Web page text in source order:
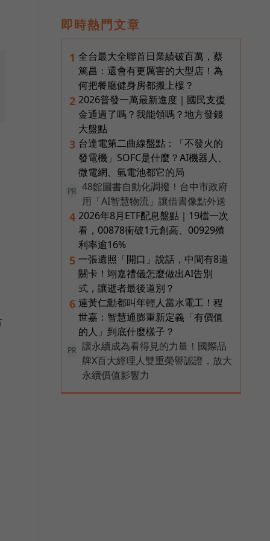
即時熱門文章
1 全台最大全聯首日業績破百萬，蔡
篤昌：還會有更厲害的大型店！為
何把餐廳健身房都搬上樓？
2 2026普發一萬最新進度｜國民支援
金通過了嗎？我能領嗎？地方發錢
大盤點
3 台達電第二曲線盤點：「不發火的
發電機」SOFC是什麼？AI機器人、
微電網、氫電池都它的局
PR
48館圖書自動化調撥！台中市政府
用「AI智慧物流」讓借書像點外送
4 2026年8月ETF配息盤點｜19檔一次
看，00878衝破1元創高、00929殖
利率逾16%
5 一張遺照「開口」說話，中間有8道
關卡！翊嘉禮儀怎麼做出AI告別
式，讓逝者最後道別？
6 連黃仁勳都叫年輕人當水電工！程
世嘉：智慧通膨重新定義「有價值
的人」到底什麼樣子？
PR
讓永續成為看得見的力量！國際品
牌X百大經理人雙重榮譽認證，放大
永續價值影響力